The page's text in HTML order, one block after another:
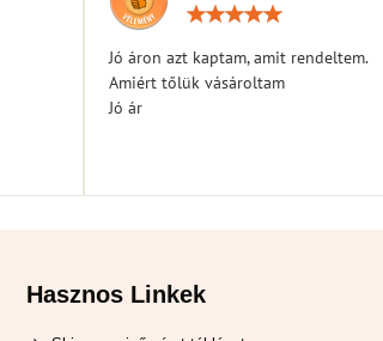
/
5
Jó áron azt kaptam, amit rendeltem.
Amiért tőlük vásároltam
Jó ár
Hasznos Linkek